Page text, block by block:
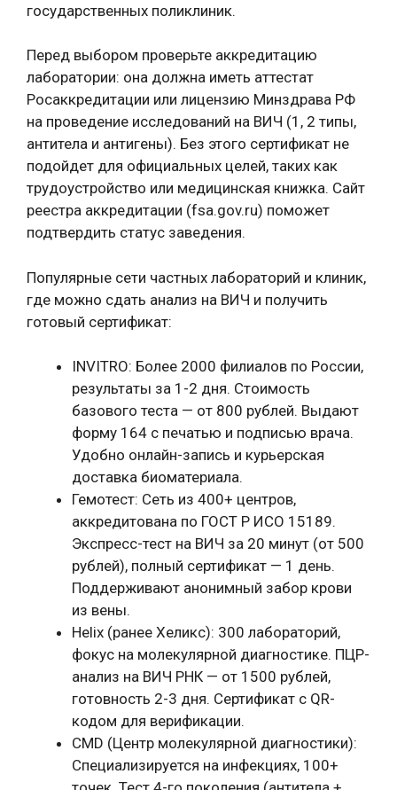
государственных поликлиник.
Перед выбором проверьте аккредитацию
лаборатории: она должна иметь аттестат
Росаккредитации или лицензию Минздрава РФ
на проведение исследований на ВИЧ (1, 2 типы,
антитела и антигены). Без этого сертификат не
подойдет для официальных целей, таких как
трудоустройство или медицинская книжка. Сайт
реестра аккредитации (fsa.gov.ru) поможет
подтвердить статус заведения.
Популярные сети частных лабораторий и клиник,
где можно сдать анализ на ВИЧ и получить
готовый сертификат:
INVITRO: Более 2000 филиалов по России,
результаты за 1-2 дня. Стоимость
базового теста — от 800 рублей. Выдают
форму 164 с печатью и подписью врача.
Удобно онлайн-запись и курьерская
доставка биоматериала.
Гемотест: Сеть из 400+ центров,
аккредитована по ГОСТ Р ИСО 15189.
Экспресс-тест на ВИЧ за 20 минут (от 500
рублей), полный сертификат — 1 день.
Поддерживают анонимный забор крови
из вены.
Helix (ранее Хеликс): 300 лабораторий,
фокус на молекулярной диагностике. ПЦР-
анализ на ВИЧ РНК — от 1500 рублей,
готовность 2-3 дня. Сертификат с QR-
кодом для верификации.
CMD (Центр молекулярной диагностики):
Специализируется на инфекциях, 100+